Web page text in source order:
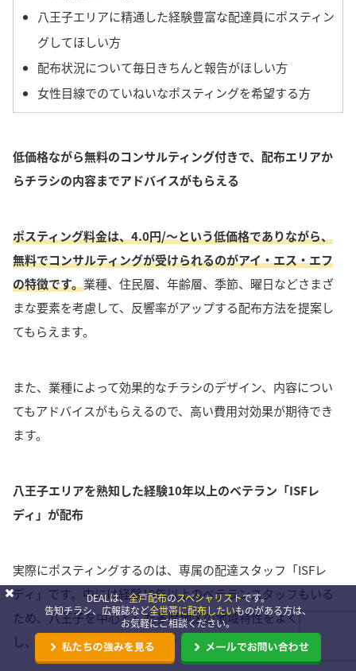
八王子エリアに精通した経験豊富な配達員にポスティン
グしてほしい方
配布状況について毎日きちんと報告がほしい方
女性目線でのていねいなポスティングを希望する方
低価格ながら無料のコンサルティング付きで、配布エリアか
らチラシの内容までアドバイスがもらえる
ポスティング料金は、4.0円/〜という低価格でありながら、
無料でコンサルティングが受けられるのがアイ・エス・エフ
の特徴です。業種、住民層、年齢層、季節、曜日などさまざ
まな要素を考慮して、反響率がアップする配布方法を提案し
てもらえます。
また、業種によって効果的なチラシのデザイン、内容につい
てもアドバイスがもらえるので、高い費用対効果が期待でき
ます。
八王子エリアを熟知した経験10年以上のベテラン「ISFレ
ディ」が配布
実際にポスティングするのは、専属の配達スタッフ「ISFレ
ディ」です。 中には経験10年以上のベテランスタッフもいる
ため、八王子を中心とした多摩地区の地域特性をよく理解
し、的確でていねいなポスティングができます。
DEALは、全戸配布のスペシャリストです。
告知チラシ、広報誌など全世帯に配布したいものがある方は、
お気軽にご相談ください。